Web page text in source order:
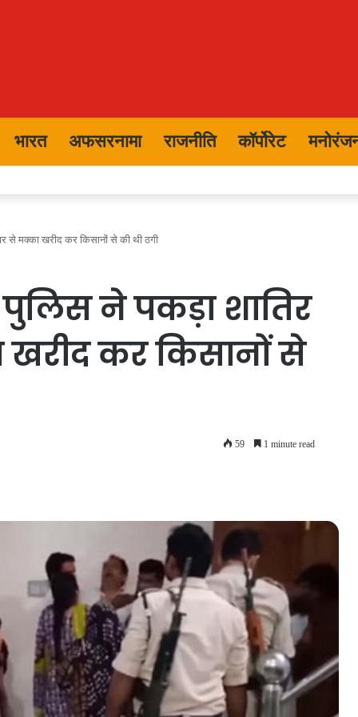
भारत अफसरनामा राजनीति कॉर्पोरेट
से मक्का खरीद कर किसानों से की थी ठगी
ने पकड़ा शातिर
खरीद कर किसानों से
59 1 minute read